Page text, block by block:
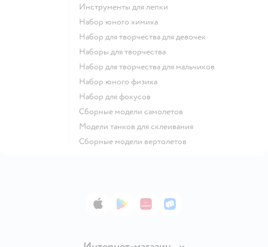
Инструменты для лепки
Набор юного химика
Набор для творчества для девочек
Наборы для творчества
Набор для творчества для мальчиков
Набор юного физика
Набор для фокусов
Сборные модели самолетов
Модели танков для склеивания
Сборные модели вертолетов
App StoreGoogle Play
AppGallery
RuStore